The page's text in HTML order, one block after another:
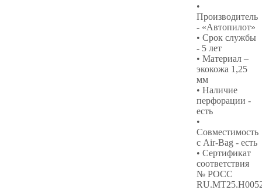
•
Производитель
- «Автопилот»
• Срок службы
- 5 лет
• Материал –
экокожа 1,25
мм
• Наличие
перфорации -
есть
•
Совместимость
с Air-Bag - есть
• Сертификат
соответствия
№ РОСС